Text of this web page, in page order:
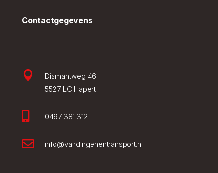
Contactgegevens

Diamantweg 46
5527 LC Hapert
 0497 381 312
 info@vandingenentransport.nl